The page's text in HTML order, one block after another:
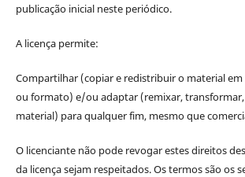
publicação inicial neste periódico.
A licença permite:
Compartilhar (copiar e redistribuir o material
ou formato) e/ou adaptar (remixar,
material) para qualquer fim, mesmo que
O licenciante não pode revogar estes direitos
da licença sejam respeitados. Os termos são os